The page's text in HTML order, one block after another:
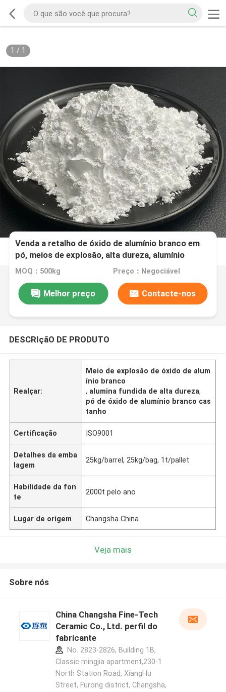
1 / 1
Venda a retalho de óxido de alumínio branco em
pó, meios de explosão, alta dureza, alumínio
fundido castanho/branco
MOQ：500kg Preço：Negociável
Melhor preço Contacte-nos
DESCRIçãO DE PRODUTO
Realçar:
Meio de explosão de óxido de alum
ínio branco
, alumina fundida de alta dureza,
pó de óxido de alumínio branco cas
tanho
Certificação ISO9001
Detalhes da emba
lagem
25kg/barrel, 25kg/bag, 1t/pallet
Habilidade da fon
te
2000t pelo ano
Lugar de origem Changsha China
Veja mais
Sobre nós
China Changsha Fine-Tech
Ceramic Co., Ltd. perfil do
fabricante
No. 2823-2826, Building 1B,
Classic mingjia apartment,230-1
North Station Road, XiangHu
Street, Furong district, Changsha,